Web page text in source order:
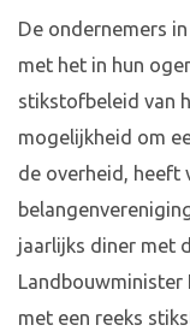
De ondernemers
met het in hun
stikstofbeleid van
mogelijkheid om
de overheid, heeft
jaarlijks diner met
Landbouwminister
met een reeks